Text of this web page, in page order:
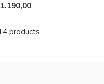
products